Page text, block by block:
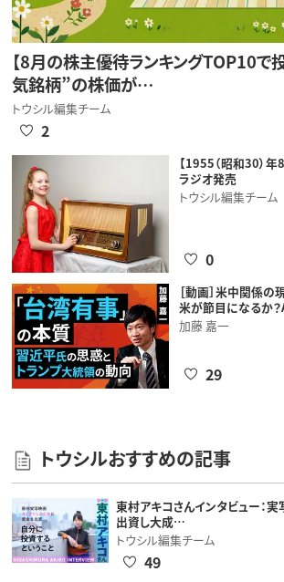
【8月の株主優待ランキングTOP10で
気銘柄”の株価が…
トウシル編集チーム
2
【1955（昭和30）
ラジオ発売
トウシル編集チーム
0
［動画］米中関係
米が節目になるか
加藤 嘉一
29
トウシルおすすめの記事
東村アキコさんインタビュー：
出資し大成…
トウシル編集チーム
49